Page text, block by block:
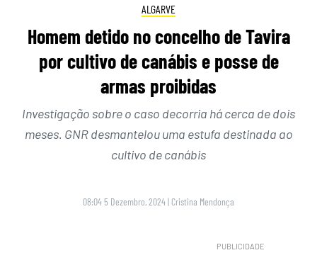
ALGARVE
Homem detido no concelho de Tavira
por cultivo de canábis e posse de
armas proibidas
Investigação sobre o caso decorria há cerca de dois
meses. GNR desmantelou uma estufa destinada ao
cultivo de canábis
08:04 5 Dezembro, 2024| Cristina Mendonça